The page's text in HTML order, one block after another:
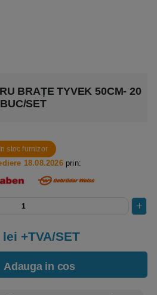
BRAȚE TYVEK 50CM- 20
BUC/SET
In stoc furnizor
18.08.2026prin:
lei +TVA/SET
Adauga in cos